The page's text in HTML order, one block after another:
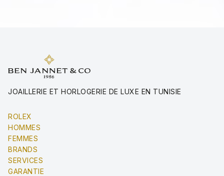
JOAILLERIE ET HORLOGERIE DE LUXE EN TUNISIE
ROLEX
HOMMES
FEMMES
BRANDS
SERVICES
GARANTIE